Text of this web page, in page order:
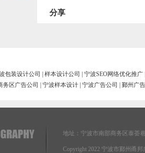
分享
包装设计公司 样本设计公司 宁波SEO网络优化推广
务区广告公司 宁波样本设计 宁波广告公司 鄞州广
地址：宁波市南部商务区泰荟
Copyright 2022 宁波市鄞州甬